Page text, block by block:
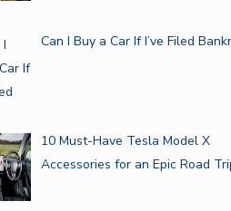
Can I Buy a Car If I’ve Filed
10 Must-Have Tesla Model X
Accessories for an Epic Road